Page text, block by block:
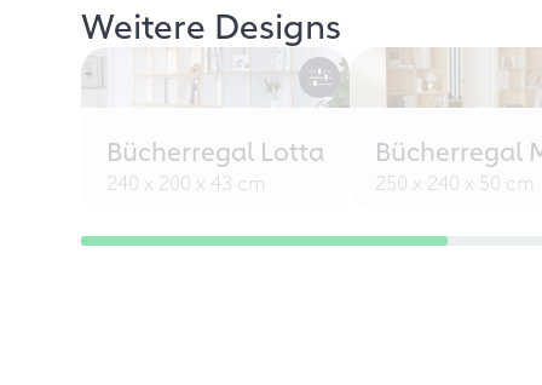
Weitere Designs
Bücherregal Lotta
240 x 200 x 43 cm
Bücherregal
250 x 240 x 50 cm